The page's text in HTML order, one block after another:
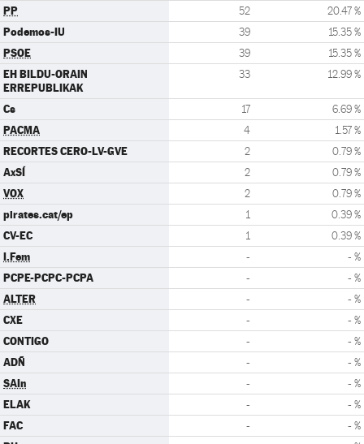
PP 52 20.47 %
Podemos-IU 39 15.35 %
PSOE 39 15.35 %
EH BILDU-ORAIN
ERREPUBLIKAK
33 12.99 %
Cs 17 6.69 %
PACMA 4 1.57 %
RECORTES CERO-LV-GVE 2 0.79 %
AxSÍ 2 0.79 %
VOX 2 0.79 %
pirates.cat/ep 1 0.39 %
CV-EC 1 0.39 %
I.Fem - - %
PCPE-PCPC-PCPA - - %
ALTER - - %
CXE - - %
CONTIGO - - %
ADÑ - - %
SAIn - - %
ELAK - - %
FAC - - %